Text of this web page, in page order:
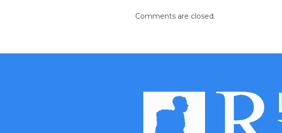
Comments are closed.